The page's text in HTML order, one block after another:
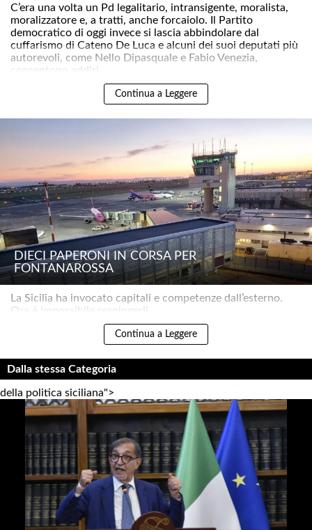
C’era una volta un Pd legalitario, intransigente, moralista,
moralizzatore e, a tratti, anche forcaiolo. Il Partito
democratico di oggi invece si lascia abbindolare dal
cuffarismo di Cateno De Luca e alcuni dei suoi deputati più
autorevoli, come Nello Dipasquale e Fabio Venezia,
consentono addiri..
Continua a Leggere
DIECI PAPERONI IN CORSA PER
FONTANAROSSA
La Sicilia ha invocato capitali e competenze dall’esterno.
Ora è impossibile respingerli..
Continua a Leggere
Dalla stessa Categoria
della politica siciliana">